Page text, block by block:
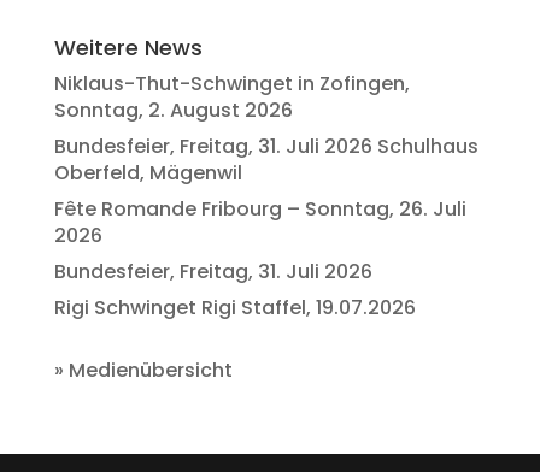
Weitere News
Niklaus-Thut-Schwinget in Zofingen,
Sonntag, 2. August 2026
Bundesfeier, Freitag, 31. Juli 2026 Schulhaus
Oberfeld, Mägenwil
Fête Romande Fribourg – Sonntag, 26. Juli
2026
Bundesfeier, Freitag, 31. Juli 2026
Rigi Schwinget Rigi Staffel, 19.07.2026
» Medienübersicht